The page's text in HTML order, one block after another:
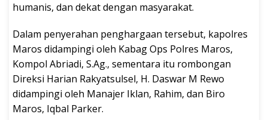
humanis, dan dekat dengan masyarakat.
Dalam penyerahan penghargaan tersebut, kapolres
Maros didampingi oleh Kabag Ops Polres Maros,
Kompol Abriadi, S.Ag., sementara itu rombongan
Direksi Harian Rakyatsulsel, H. Daswar M Rewo
didampingi oleh Manajer Iklan, Rahim, dan Biro
Maros, Iqbal Parker.